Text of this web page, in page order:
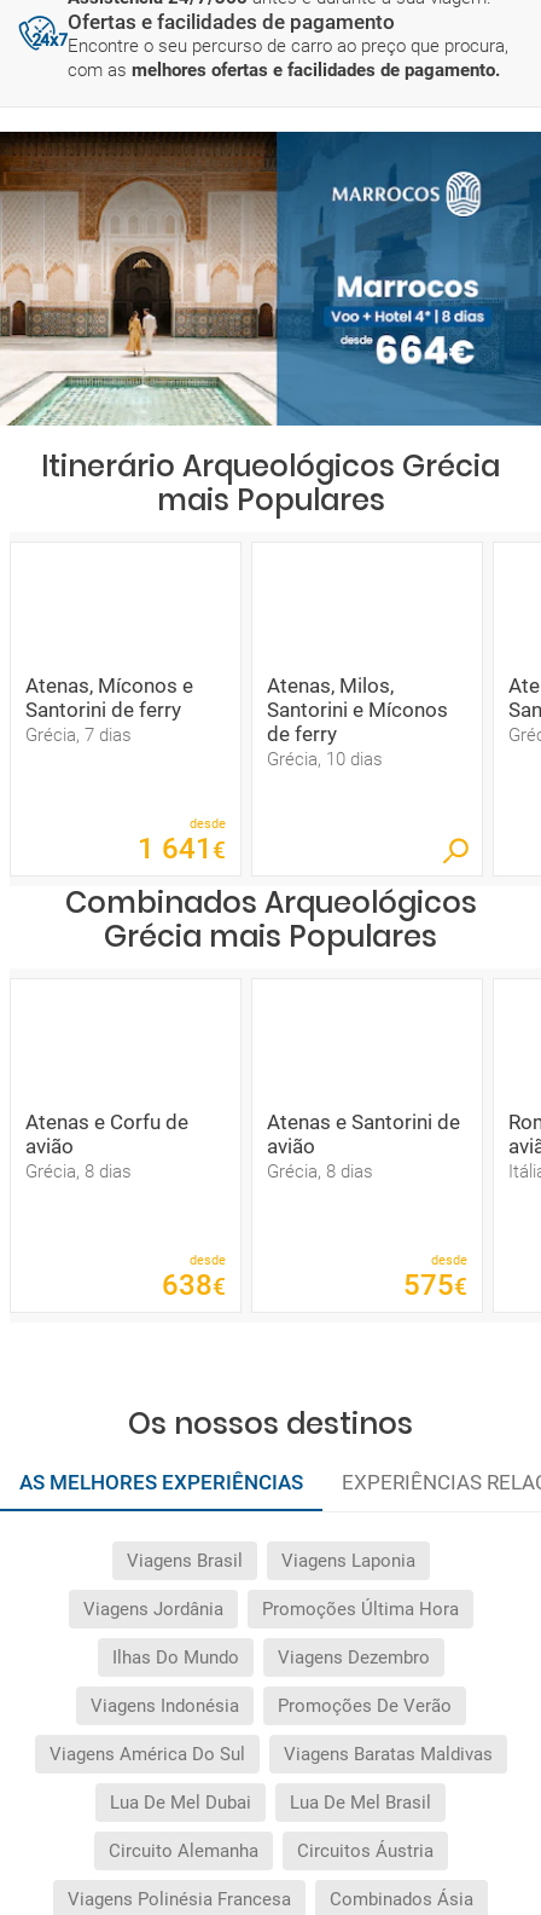
Ofertas e facilidades de pagamento
Encontre o seu percurso de carro ao preço que procura,
com as melhores ofertas e facilidades de pagamento.
Itinerário Arqueológicos Grécia
mais Populares
Atenas, Míconos e
Santorini de ferry
Grécia, 7 dias
desde
1 641 €
Atenas, Milos,
Santorini e Míconos
de ferry
Grécia, 10 dias
Combinados Arqueológicos
Grécia mais Populares
Atenas e Corfu de
avião
Grécia, 8 dias
desde
638€
Atenas e Santorini de
avião
Grécia, 8 dias
desde
575€
Os nossos destinos
AS MELHORES EXPERIÊNCIAS EXPERIÊNCIAS
Viagens Brasil Viagens Laponia
Viagens Jordânia Promoções Última Hora
Ilhas Do Mundo Viagens Dezembro
Viagens Indonésia Promoções De Verão
Viagens América Do Sul Viagens Baratas Maldivas
Lua De Mel Dubai Lua De Mel Brasil
Circuito Alemanha Circuitos Áustria
Viagens Polinésia Francesa Combinados Ásia